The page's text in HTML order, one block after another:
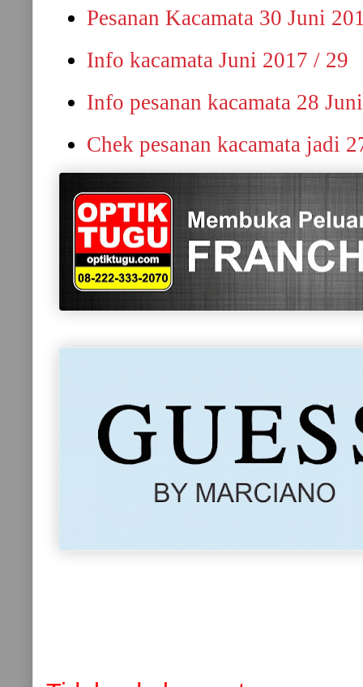
Pesanan Kacamata 30 Juni
Info kacamata Juni 2017 / 29
Info pesanan kacamata 28
Chek pesanan kacamata jadi